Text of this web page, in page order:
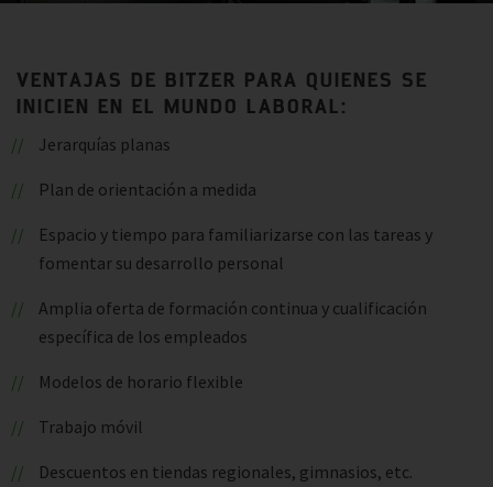
VENTAJAS DE BITZER PARA QUIENES SE
INICIEN EN EL MUNDO LABORAL:
Jerarquías planas
Plan de orientación a medida
Espacio y tiempo para familiarizarse con las tareas y
fomentar su desarrollo personal
Amplia oferta de formación continua y cualificación
específica de los empleados
Modelos de horario flexible
Trabajo móvil
Descuentos en tiendas regionales, gimnasios, etc.